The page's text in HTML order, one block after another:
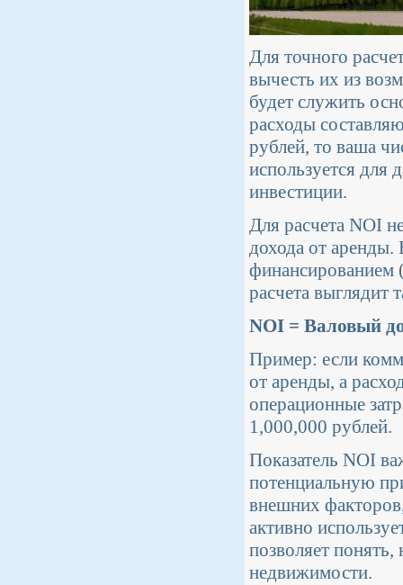
Для точного
вычесть их из
будет служить
расходы
рублей, то ваша
используется для
инвестиции.
Для расчета NOI
дохода от
финансированием
расчета выглядит
NOI = Валовый
Пример: если
от аренды, а
операционные
1,000,000 рублей.
Показатель NOI
потенциальную
внешних
активно
позволяет
недвижимости.